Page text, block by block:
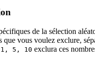
de la sélection
que vous voulez exclure,
1, 5, 10 exclura ces